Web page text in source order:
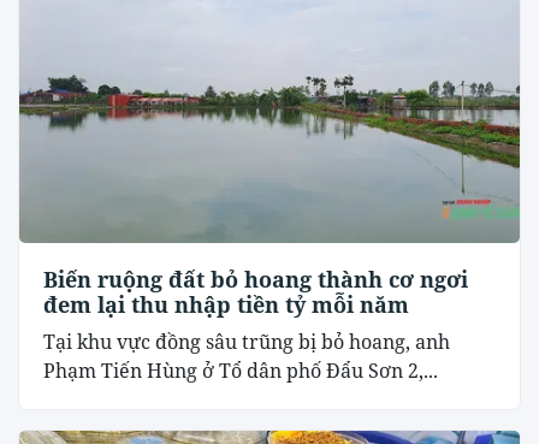
Biến ruộng đất bỏ hoang thành cơ ngơi
đem lại thu nhập tiền tỷ mỗi năm
Tại khu vực đồng sâu trũng bị bỏ hoang, anh
Phạm Tiến Hùng ở Tổ dân phố Đẩu Sơn 2,...